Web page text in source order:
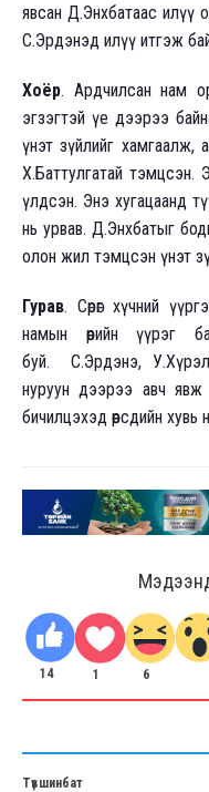
явсан Д.Энхбатаас илүү
С.Эрдэнэд илүү итгэж
Хоёр. Ардчилсан нам
эгзэгтэй үе дээрээ
үнэт зүйлийг хамгаалж,
Х.Баттулгатай тэмцсэн.
үлдсэн. Энэ хугацаанд
нь урвав. Д.Энхбатыг
олон жил тэмцсэн үнэт
Гурав. Сөрөг хүчний
намын өөрийн үүрэг
буй. С.Эрдэнэ,
нуруун дээрээ авч
бичилцэхэд өөрсдийн
Мэдээнд
14 1 6
Түвшинбат